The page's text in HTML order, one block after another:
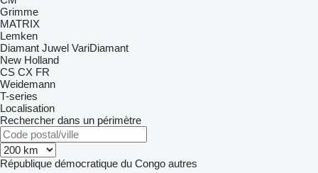
Grimme
MATRIX
Lemken
Diamant Juwel VariDiamant
New Holland
CS CX FR
Weidemann
T-series
Localisation
Rechercher dans un périmètre
République démocratique du Congo autres